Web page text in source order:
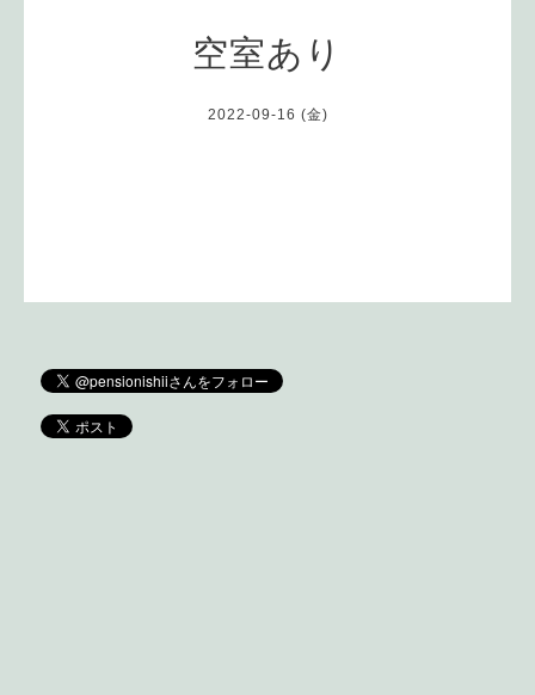
空室あり
2022-09-16 (金)